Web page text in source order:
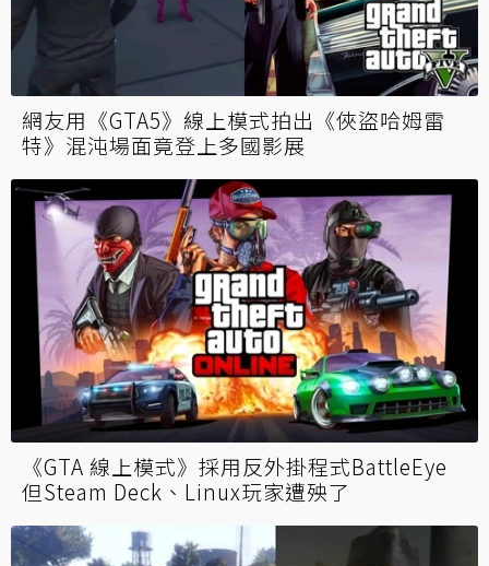
網友用《GTA5》線上模式拍出《俠盜哈姆雷
特》混沌場面竟登上多國影展
《GTA 線上模式》採用反外掛程式BattleEye
但Steam Deck、Linux玩家遭殃了